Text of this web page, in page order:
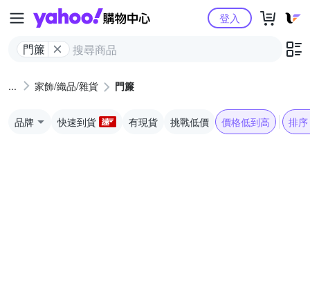
Yahoo購物中心
門簾
登入
家飾/織品/雜貨 門簾
品牌 快速到貨 有現貨 挑戰低價 價格低到高 排序